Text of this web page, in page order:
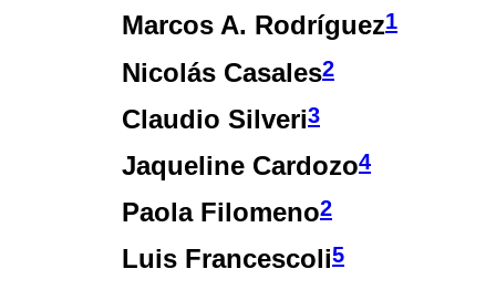
Marcos A. Rodríguez1
Nicolás Casales2
Claudio Silveri3
Jaqueline Cardozo4
Paola Filomeno2
Luis Francescoli5